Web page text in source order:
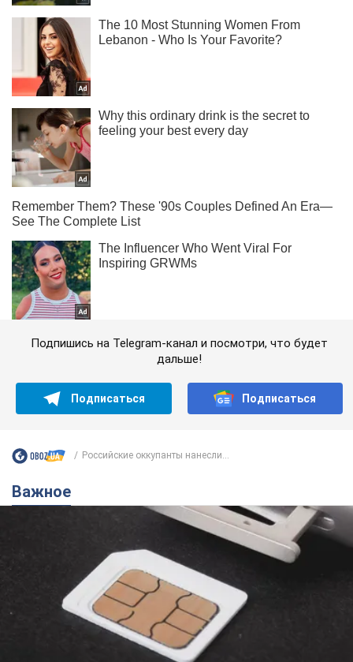
Подпишись на Telegram-канал и посмотри, что будет
дальше!
Подписаться Подписаться
Российские оккупанты нанесли...
Важное